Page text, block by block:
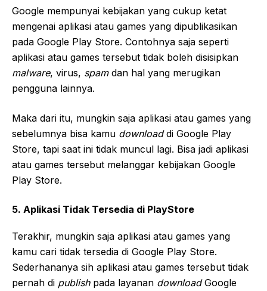
Google mempunyai kebijakan yang cukup ketat
mengenai aplikasi atau games yang dipublikasikan
pada Google Play Store. Contohnya saja seperti
aplikasi atau games tersebut tidak boleh disisipkan
malware, virus, spamdan hal yang merugikan
pengguna lainnya.
Maka dari itu, mungkin saja aplikasi atau games yang
sebelumnya bisa kamu downloaddi Google Play
Store, tapi saat ini tidak muncul lagi. Bisa jadi aplikasi
atau games tersebut melanggar kebijakan Google
Play Store.
5. Aplikasi Tidak Tersedia di PlayStore
Terakhir, mungkin saja aplikasi atau games yang
kamu cari tidak tersedia di Google Play Store.
Sederhananya sih aplikasi atau games tersebut tidak
pernah di publishpada layanan downloadGoogle